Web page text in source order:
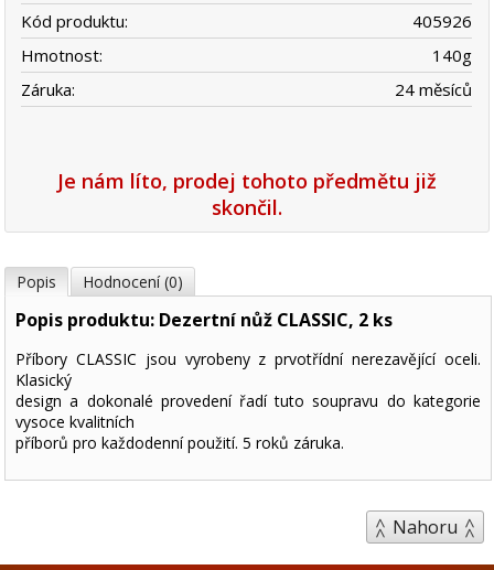
Kód produktu:
405926
Hmotnost:
140g
Záruka:
24 měsíců
Je nám líto, prodej tohoto předmětu již
skončil.
Popis Hodnocení (0)
Popis produktu: Dezertní nůž CLASSIC, 2 ks
Příbory CLASSIC jsou vyrobeny z prvotřídní nerezavějící oceli.
Klasický
design a dokonalé provedení řadí tuto soupravu do kategorie
vysoce kvalitních
příborů pro každodenní použití. 5 roků záruka.
Nahoru